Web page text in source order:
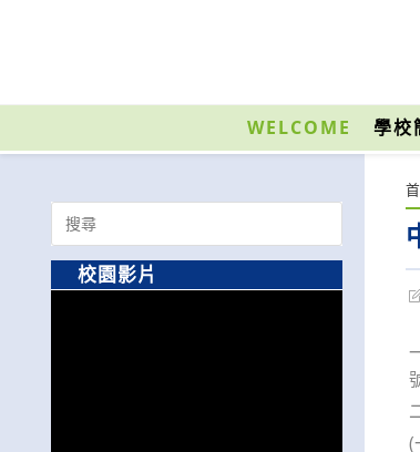
內
WELCOME 學
(
Search
for:
校園影片